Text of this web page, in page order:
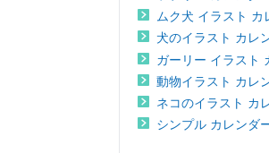
ムク犬 イラスト カ
犬のイラスト カレ
ガーリー イラスト
動物イラスト カレ
ネコのイラスト カ
シンプル カレンダ